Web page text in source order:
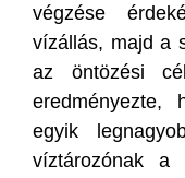
ONLINE
végzése
vízállás, majd a
az öntözési
eredményezte,
egyik
víztározónak a